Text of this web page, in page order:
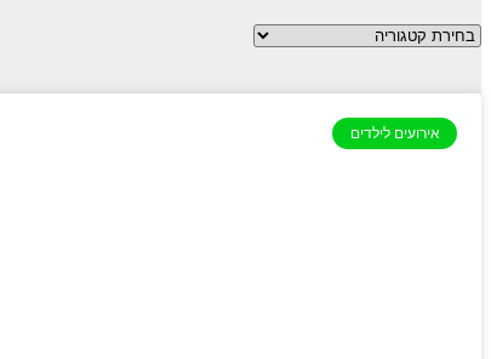
קטגוריות
אירועים לילדים